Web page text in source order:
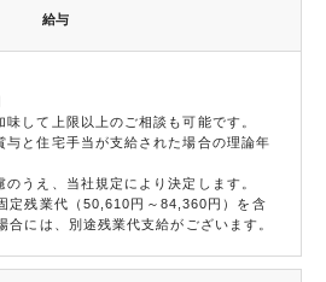
給与
して上限以上のご相談も可能です。
と住宅手当が支給された場合の理論年
うえ、当社規定により決定します。
定残業代（50,610円～84,360円）を含
合には、別途残業代支給がございます。